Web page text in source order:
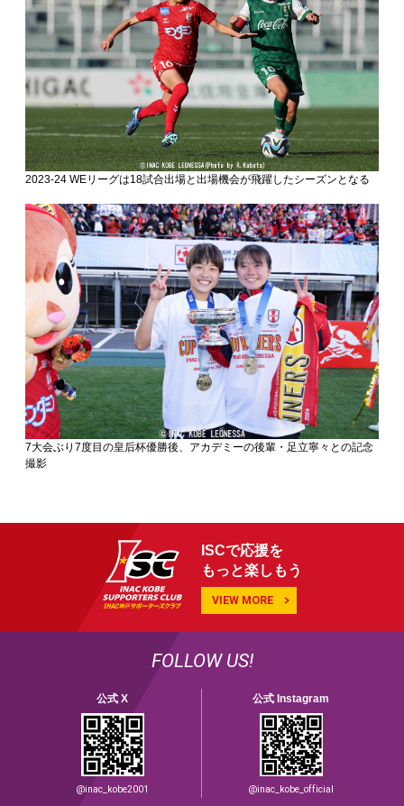
2023-24 WEリーグは18試合出場と出場機会が飛躍したシーズンとなる
7大会ぶり7度目の皇后杯優勝後、アカデミーの後輩・足立寧々との記念
撮影
ISCで応援を
もっと楽しもう
VIEW MORE
FOLLOW US!
公式 X
@inac_kobe2001
公式 Instagram
@inac_kobe_official